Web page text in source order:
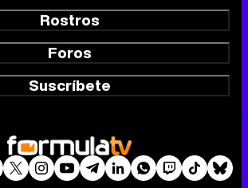
Rostros
Foros
Suscríbete